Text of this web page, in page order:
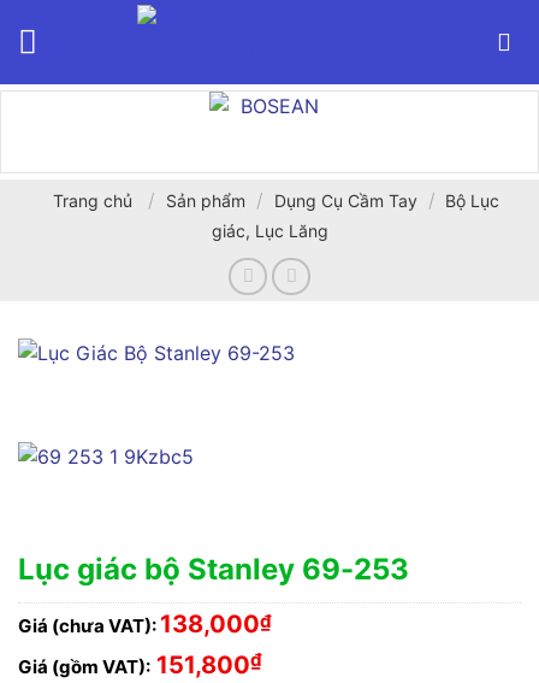
Trang chủ / Sản phẩm / Dụng Cụ Cầm Tay / Bộ Lục
giác, Lục Lăng
Lục giác bộ Stanley 69-253
Giá (chưa VAT): 138,000₫
Giá (gồm VAT): 151,800₫